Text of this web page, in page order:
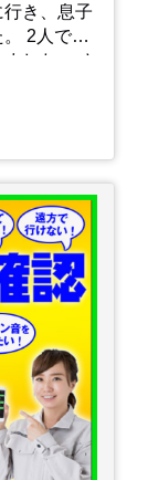
き、息子
2人でび
た。 さ